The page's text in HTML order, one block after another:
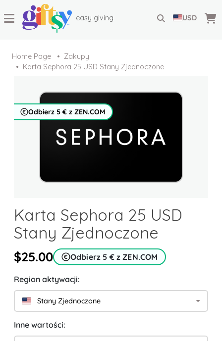
easy giving USD
Home Page
Zakupy
Karta Sephora 25 USD Stany Zjednoczone
Odbierz 5 € z ZEN.COM
Karta Sephora 25 USD
Stany Zjednoczone
$25.00 Odbierz 5 € z ZEN.COM
Region aktywacji:
Stany Zjednoczone
Inne wartości: